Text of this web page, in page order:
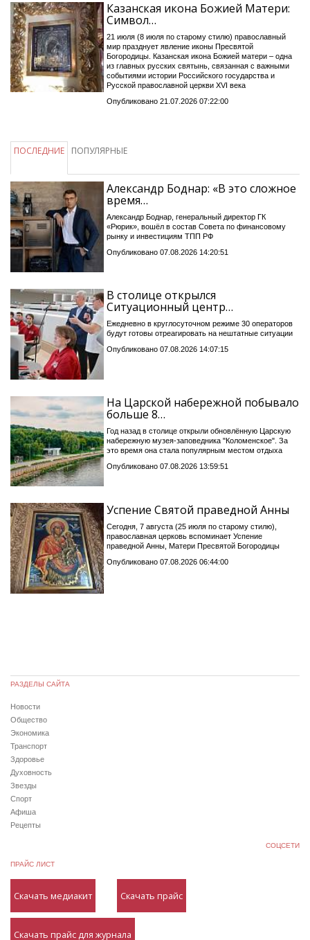
Казанская икона Божией Матери:
Символ…
21 июля (8 июля по старому стилю) православный
мир празднует явление иконы Пресвятой
Богородицы. Казанская икона Божией матери – одна
из главных русских святынь, связанная с важными
событиями истории Российского государства и
Русской православной церкви XVI века
Опубликовано 21.07.2026 07:22:00
ПОСЛЕДНИЕ ПОПУЛЯРНЫЕ
Александр Боднар: «В это сложное
время…
Александр Боднар, генеральный директор ГК
«Рюрик», вошёл в состав Совета по финансовому
рынку и инвестициям ТПП РФ
Опубликовано 07.08.2026 14:20:51
В столице открылся
Ситуационный центр…
Ежедневно в круглосуточном режиме 30 операторов
будут готовы отреагировать на нештатные ситуации
Опубликовано 07.08.2026 14:07:15
На Царской набережной побывало
больше 8…
Год назад в столице открыли обновлённую Царскую
набережную музея-заповедника "Коломенское". За
это время она стала популярным местом отдыха
Опубликовано 07.08.2026 13:59:51
Успение Святой праведной Анны
Сегодня, 7 августа (25 июля по старому стилю),
православная церковь вспоминает Успение
праведной Анны, Матери Пресвятой Богородицы
Опубликовано 07.08.2026 06:44:00
РАЗДЕЛЫ САЙТА
Новости
Общество
Экономика
Транспорт
Здоровье
Духовность
Звезды
Спорт
Афиша
Рецепты
СОЦСЕТИ
ПРАЙС ЛИСТ
Скачать медиакит Скачать прайс
Скачать прайс для журнала